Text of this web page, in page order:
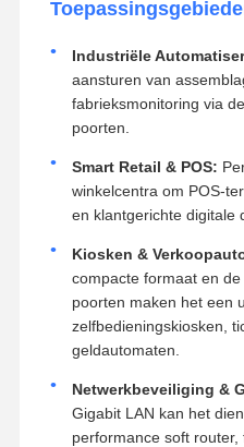
Industriële
aansturen van
fabrieksmonitoring via
poorten.
Smart Retail & POS:
winkelcentra om POS-
en klantgerichte digitale
Kiosken &
compacte formaat en
poorten maken het een
zelfbedieningskiosken,
geldautomaten.
Netwerkbeveiliging &
Gigabit LAN kan het
performance soft